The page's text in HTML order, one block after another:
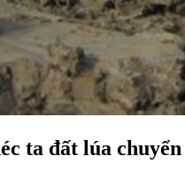
ta đất lúa chuyển